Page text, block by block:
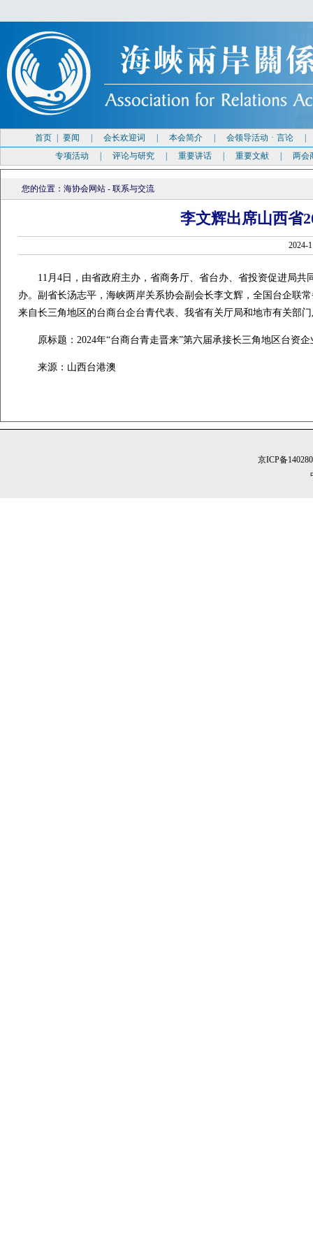
首页 要闻 会长欢迎词 本会简介 会领导活动 · 言论
专项活动
评论与研究 重要讲话 重要文献 两会
您的位置： 海协会网站 - 联系与交流
李文辉出席山西省
2024-
11月4日，由省政府主办，省商务厅、省台办、省投资促进局共
办。副省长汤志平，海峡两岸关系协会副会长李文辉，全国台企联
来自长三角地区的台商台企台青代表、我省有关厅局和地市有关部
原标题：2024年“台商台青走晋来”第六届承接长三角地区台资企
来源：山西台港澳
京ICP备